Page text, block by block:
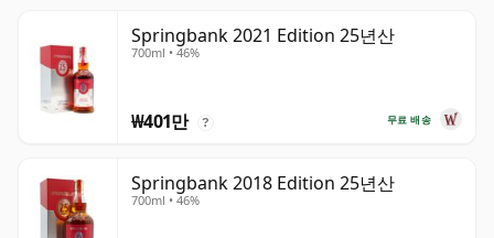
Springbank 2021 Edition 25년산
700ml • 46%
무료 배송
₩401만 ?
Springbank 2018 Edition 25년산
700ml • 46%